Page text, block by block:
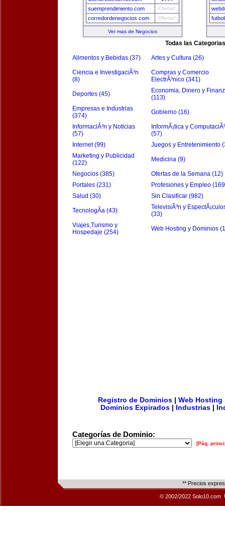
suemprendimiento.com Ofertar!
corredordenegocios.com Ofertar!
Ver mas de Negocios
Todas las Categorias
Alimentos y Bebidas (37) Artes y Cultura (26)
Ciencia e InvestigaciÃ³n
(8)
Compras y Comercio
ElectrÃ³nico (341)
Deportes (45)
Economia, Dinero y
(113)
Empresas e Industrias
(374)
Gobierno (16)
InformaciÃ³n y Noticias
(57)
InformÃ¡tica y
(57)
Internet (99)
Juegos y Entretenimiento
Marketing y Publicidad
(122)
Medicina (9)
Negocios (385)
Ofertas de la Semana (12)
Portales (231)
Profesiones y Empleo
Salud (30)
Sin Clasificar (982)
TecnologÃ­a (43)
TelevisiÃ³n y
(33)
Viajes,Turismo y
Hospedaje (254)
Web Hosting y Dominios
Registro de Dominios| Web Hosting
Dominios Expirados
Industrias
Categorías de Dominio:
[Pág.
** Precios
© 2002/2022 Solo10.com